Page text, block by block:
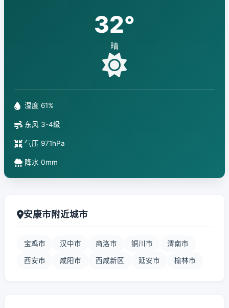
32°
晴
湿度 61%
东风 3-4级
气压 971hPa
降水 0mm
安康市附近城市
宝鸡市 汉中市 商洛市 铜川市 渭南市
西安市 咸阳市 西咸新区 延安市 榆林市